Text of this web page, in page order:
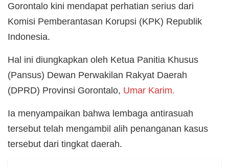
Gorontalo kini mendapat perhatian serius dari
Komisi Pemberantasan Korupsi (KPK) Republik
Indonesia.
Hal ini diungkapkan oleh Ketua Panitia Khusus
(Pansus) Dewan Perwakilan Rakyat Daerah
(DPRD) Provinsi Gorontalo, Umar Karim.
Ia menyampaikan bahwa lembaga antirasuah
tersebut telah mengambil alih penanganan kasus
tersebut dari tingkat daerah.